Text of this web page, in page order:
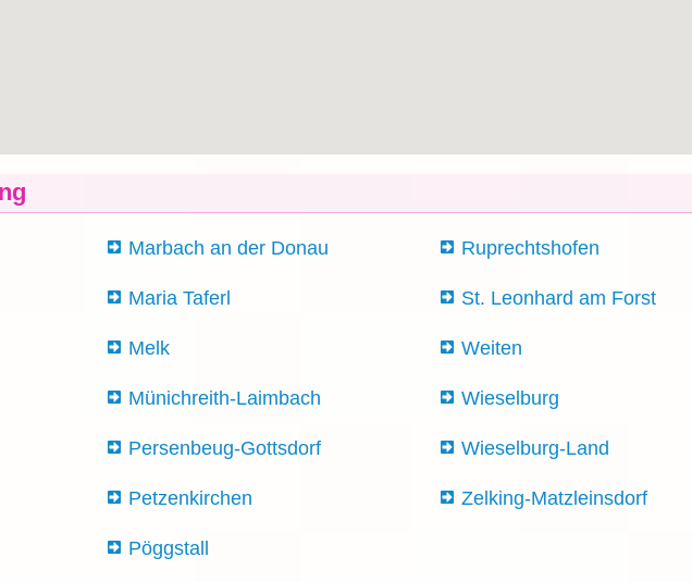
Marbach an der Donau
Maria Taferl
Melk
Münichreith-Laimbach
Persenbeug-Gottsdorf
Petzenkirchen
Pöggstall
Ruprechtshofen
St. Leonhard am Forst
Weiten
Wieselburg
Wieselburg-Land
Zelking-Matzleinsdorf